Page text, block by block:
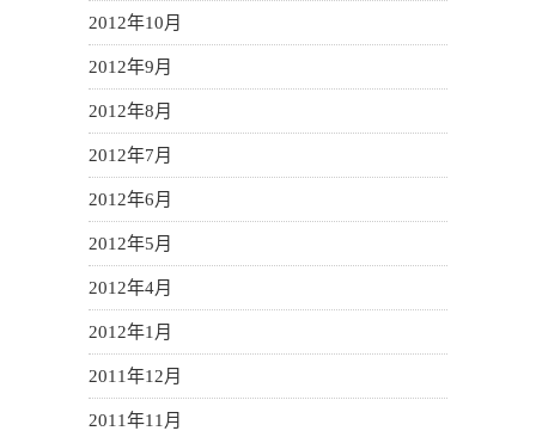
2012年10月
2012年9月
2012年8月
2012年7月
2012年6月
2012年5月
2012年4月
2012年1月
2011年12月
2011年11月